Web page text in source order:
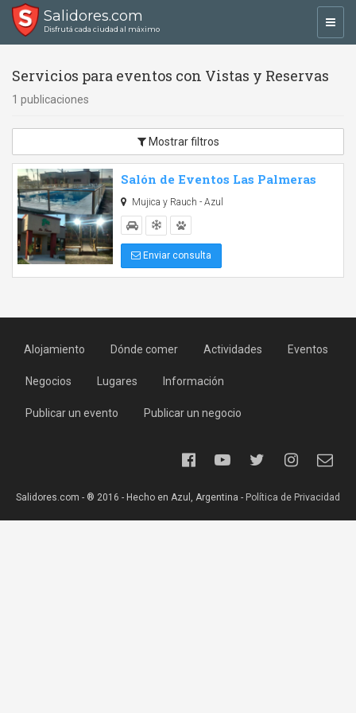
Salidores.com
Disfrutá cada ciudad al máximo
Servicios para eventos con Vistas y Reservas
1 publicaciones
Mostrar filtros
Salón de Eventos Las Palmeras
Mujica y Rauch - Azul
Enviar consulta
Alojamiento Dónde comer Actividades Eventos
Negocios Lugares Información
Publicar un evento Publicar un negocio
Salidores.com - ® 2016 - Hecho en Azul, Argentina - Política de Privacidad